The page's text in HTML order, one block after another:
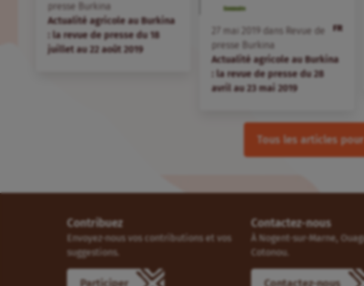
presse Burkina
Actualité agricole au Burkina
: la revue de presse du 18
juillet au 22 août 2019
FR
mai dans
Revue de
presse Burkina
Actualité agricole au Burkina
: la revue de presse du 28
avril au 23 mai 2019
Tous les articles
Contribuez
Envoyez-nous vos contributions et vos
suggestions.
Contactez-nous
À Nogent-sur-Marne,
Cotonou.